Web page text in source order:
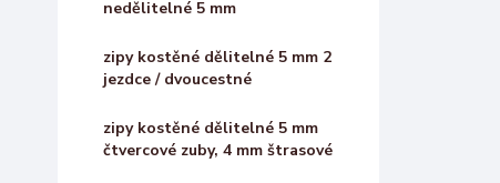
nedělitelné 5 mm
zipy kostěné dělitelné 5 mm 2
jezdce / dvoucestné
zipy kostěné dělitelné 5 mm
čtvercové zuby, 4 mm štrasové